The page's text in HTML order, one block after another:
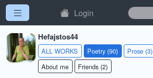
Login
Hefajstos44
ALL WORKS Poetry (90) Prose (3)
About me
Friends (2)